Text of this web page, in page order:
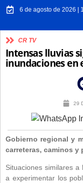
6 de agosto de 2026 |
CR TV
Intensas lluvias
inundaciones en
29
Gobierno regional y
carreteras, caminos y
Situaciones similares
a experimentar los